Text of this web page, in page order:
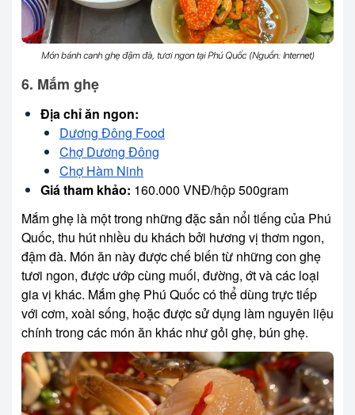
Món bánh canh ghẹ đậm đà, tươi ngon tại Phú Quốc (Nguồn: Internet)
6. Mắm ghẹ
Địa chỉ ăn ngon:
Dương Đông Food
Chợ Dương Đông
Chợ Hàm Ninh
Giá tham khảo: 160.000 VNĐ/hộp 500gram
Mắm ghẹ là một trong những đặc sản nổi tiếng của Phú
Quốc, thu hút nhiều du khách bởi hương vị thơm ngon,
đậm đà. Món ăn này được chế biến từ những con ghẹ
tươi ngon, được ướp cùng muối, đường, ớt và các loại
gia vị khác. Mắm ghẹ Phú Quốc có thể dùng trực tiếp
với cơm, xoài sống, hoặc được sử dụng làm nguyên liệu
chính trong các món ăn khác như gỏi ghẹ, bún ghẹ.